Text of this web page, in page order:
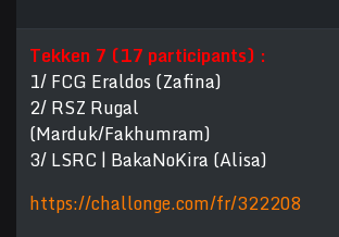
Tekken 7 (17 participants) :
1/ FCG Eraldos (Zafina)
2/ RSZ Rugal
(Marduk/Fakhumram)
3/ LSRC | BakaNoKira (Alisa)
https://challonge.com/fr/322208